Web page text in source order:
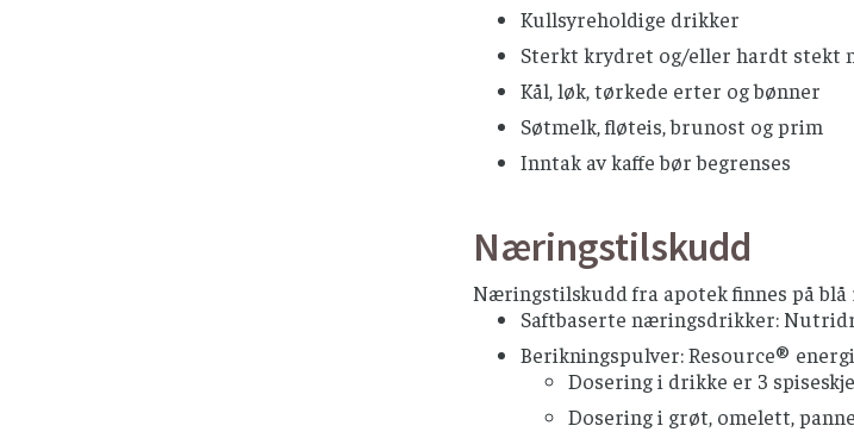
Kullsyreholdige drikker
Sterkt krydret og/eller hardt stekt
Kål, løk, tørkede erter og bønner
Søtmelk, fløteis, brunost og prim
Inntak av kaffe bør begrenses
Næringstilskudd
Næringstilskudd fra apotek finnes på blå
Saftbaserte næringsdrikker:
Berikningspulver: Resource®
Dosering i drikke er 3
Dosering i grøt, omelett,